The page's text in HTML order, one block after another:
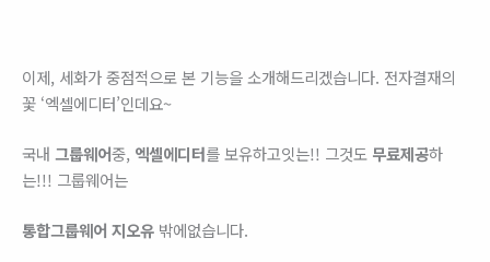
이제, 세화가 중점적으로 본 기능을 소개해드리겠습니다. 전자결재의
꽃 ‘엑셀에디터’인데요~
국내 그룹웨어중, 엑셀에디터를 보유하고잇는!! 그것도 무료​제공하
는!!! 그룹웨어는
통합그룹웨어 지오유 밖에없습니다.